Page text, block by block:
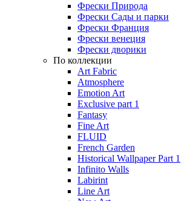
Фрески Природа
Фрески Сады и парки
Фрески Франция
Фрески венеция
Фрески дворики
По коллекции
Art Fabric
Atmosphere
Emotion Art
Exclusive part 1
Fantasy
Fine Art
FLUID
French Garden
Historical Wallpaper Part 1
Infinito Walls
Labirint
Line Art